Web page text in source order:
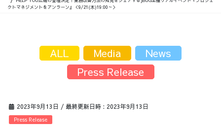
メンバー
サービス
クトマネジメントをアンラーン』＜9/21(木)19:00～＞
2023年9月13日 / 最終更新日時 : 2023年9月13日
Press Release
ALL Media
News
Press Release